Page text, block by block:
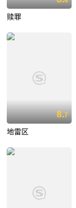
赎罪
8.7
地雷区